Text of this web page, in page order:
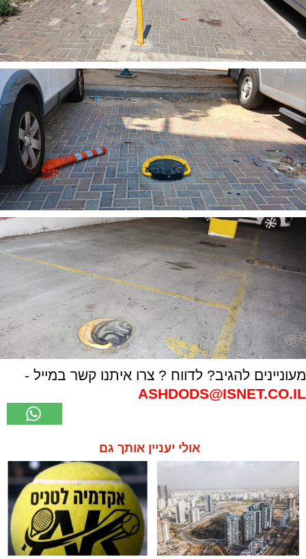
מעוניינים להגיב? לדווח ? צרו איתנו קשר במייל -
ASHDODS@ISNET.CO.IL
אולי יעניין אותך גם